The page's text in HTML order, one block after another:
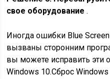
свое оборудование.
Иногда ошибки Blue
вызваны сторонним
вы можете исправить эти
Windows 10.Сброс